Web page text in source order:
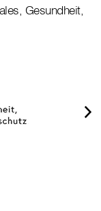
Gesundheit,